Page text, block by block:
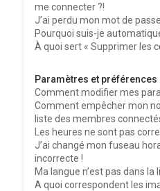
me connecter ?!
J’ai perdu mon mot de
Pourquoi suis-je
À quoi sert « Supprimer les
Paramètres et préférences
Comment modifier mes
Comment empêcher mon
liste des membres
Les heures ne sont pas
J’ai changé mon fuseau
incorrecte !
Ma langue n’est pas dans la
A quoi correspondent les